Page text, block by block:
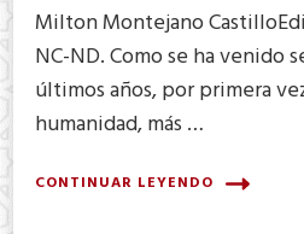
Milton Montejano
NC-ND. Como se ha venido
últimos años, por primera
humanidad, más …
CONTINUAR LEYENDO